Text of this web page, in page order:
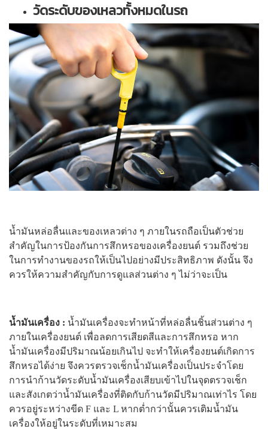
วัดระดับของเหลวทั้งหมดในรถ
น้ำมันหล่อลื่นและของเหลวต่าง ๆ ภายในรถถือเป็นตัวช่วย
สำคัญในการป้องกันการสึกหรอของเครื่องยนต์ รวมถึงช่วย
ในการทำงานของรถให้เป็นไปอย่างมีประสิทธิภาพ ดังนั้น จึง
ควรให้ความสำคัญกับการดูแลส่วนต่าง ๆ ไม่ว่าจะเป็น
น้ำมันเครื่อง : น้ำมันเครื่องจะทำหน้าที่หล่อลื่นชิ้นส่วนต่าง ๆ
ภายในเครื่องยนต์ เพื่อลดการเสียดสีและการสึกหรอ หาก
น้ำมันเครื่องมีปริมาณน้อยเกินไป จะทำให้เครื่องยนต์เกิดการ
สึกหรอได้ง่าย จึงควรตรวจเช็กน้ำมันเครื่องเป็นประจำโดย
การนำก้านวัดระดับน้ำมันเครื่องเสียบเข้าไปในจุดตรวจเช็ก
และสังเกตว่าน้ำมันเครื่องที่ติดกับก้านวัดมีปริมาณเท่าไร โดย
ควรอยู่ระหว่างขีด F และ L หากต่ำกว่านั้นควรเติมน้ำมัน
เครื่องให้อยู่ในระดับที่เหมาะสม